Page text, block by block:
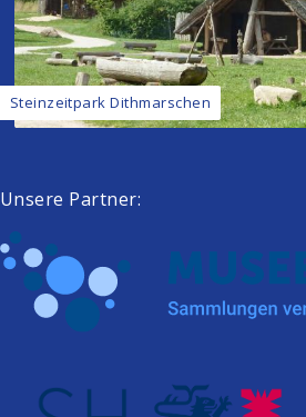
Steinzeitpark Dithmarschen
Unsere Partner: